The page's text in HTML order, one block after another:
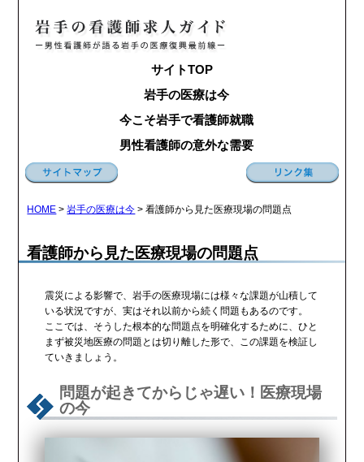
看護師から見た医療現場の問題点
サイトTOP
岩手の医療は今
今こそ岩手で看護師就職
男性看護師の意外な需要
HOME >岩手の医療は今 >看護師から見た医療現場の問題点
震災による影響で、岩手の医療現場には様々な課題が山積して
いる状況ですが、実はそれ以前から続く問題もあるのです。
ここでは、そうした根本的な問題点を明確化するために、ひと
まず被災地医療の問題とは切り離した形で、この課題を検証し
ていきましょう。
問題が起きてからじゃ遅い！医療現場
の今